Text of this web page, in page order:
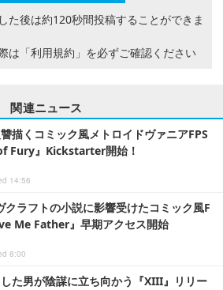
た後は約120秒間投稿することができま
は 「利用規約」 を必ずご確認ください
関連ニュース
描くコミック風メトロイドヴァニアFPS
Fury』Kickstarter開始！
14:56
クラフトの小説に影響受けたコミック風F
Me Father』早期アクセス開始
8:00
た男が陰謀に立ち向かう『XIII』リリー